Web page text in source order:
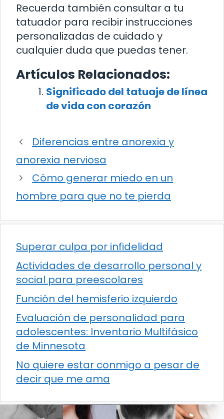
Recuerda también consultar a tu
tatuador para recibir instrucciones
personalizadas de cuidado y
cualquier duda que puedas tener.
Artículos Relacionados:
Significado del tatuaje de línea
de vida con corazón
Diferencias entre anorexia y
anorexia nerviosa
Cómo generar miedo en un
hombre para que no te pierda
Superar culpa por infidelidad
Actividades de desarrollo personal y
social para preescolares
Función del hemisferio izquierdo
Evaluación de personalidad para
adolescentes: Inventario Multifásico
de Minnesota
No quiere estar conmigo a pesar de
decir que me ama